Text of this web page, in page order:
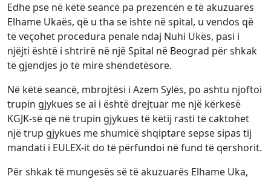
Edhe pse në këtë seancë pa prezencën e të akuzuarës
Elhame Ukaës, që u tha se ishte në spital, u vendos që
të veçohet procedura penale ndaj Nuhi Ukës, pasi i
njëjti është i shtrirë në një Spital në Beograd për shkak
të gjendjes jo të mirë shëndetësore.
Në këtë seancë, mbrojtësi i Azem Sylës, po ashtu njoftoi
trupin gjykues se ai i është drejtuar me një kërkesë
KGJK-së që në trupin gjykues të këtij rasti të caktohet
një trup gjykues me shumicë shqiptare sepse sipas tij
mandati i EULEX-it do të përfundoi në fund të qershorit.
Për shkak të mungesës së të akuzuarës Elhame Uka,